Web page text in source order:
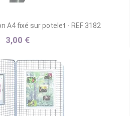
A4 fixé sur potelet - REF 3182
3,00 €